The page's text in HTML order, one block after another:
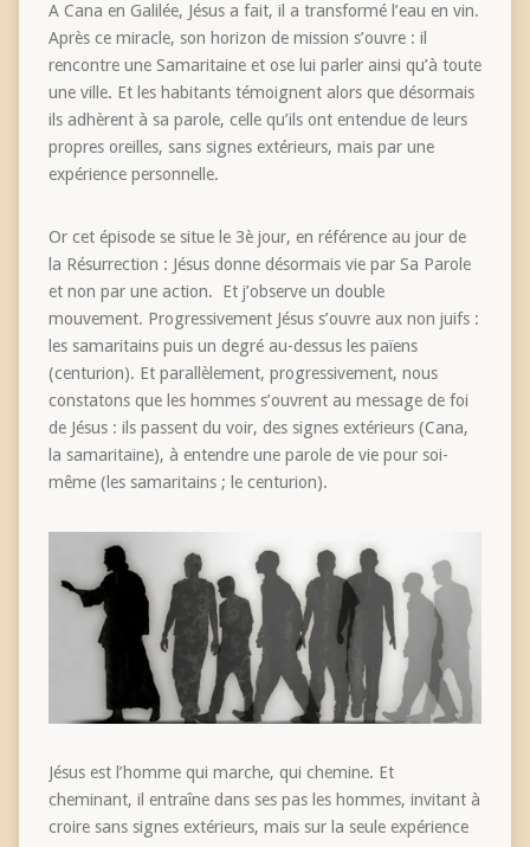
A Cana en Galilée, Jésus a fait, il a transformé l’eau en vin.
Après ce miracle, son horizon de mission s’ouvre : il
rencontre une Samaritaine et ose lui parler ainsi qu’à toute
une ville. Et les habitants témoignent alors que désormais
ils adhèrent à sa parole, celle qu’ils ont entendue de leurs
propres oreilles, sans signes extérieurs, mais par une
expérience personnelle.
Or cet épisode se situe le 3è jour, en référence au jour de
la Résurrection : Jésus donne désormais vie par Sa Parole
et non par une action. Et j’observe un double
mouvement. Progressivement Jésus s’ouvre aux non juifs :
les samaritains puis un degré au-dessus les païens
(centurion). Et parallèlement, progressivement, nous
constatons que les hommes s’ouvrent au message de foi
de Jésus : ils passent du voir, des signes extérieurs (Cana,
la samaritaine), à entendre une parole de vie pour soi-
même (les samaritains ; le centurion).
Jésus est l’homme qui marche, qui chemine. Et
cheminant, il entraîne dans ses pas les hommes, invitant à
croire sans signes extérieurs, mais sur la seule expérience